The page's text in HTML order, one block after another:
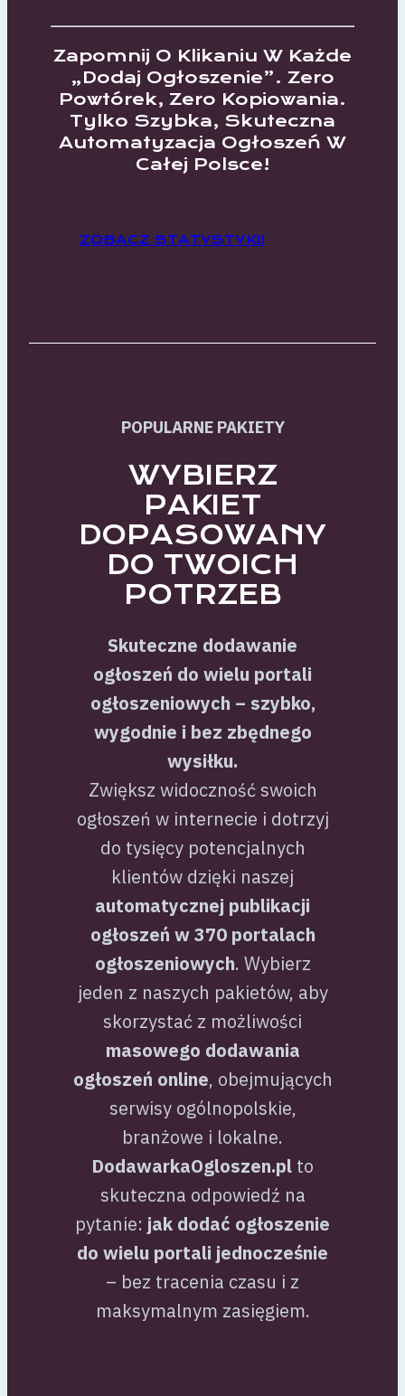
Zapomnij O Klikaniu W Każde
„dodaj Ogłoszenie”. Zero
Powtórek, Zero Kopiowania.
Tylko Szybka, Skuteczna
Automatyzacja Ogłoszeń W
Całej Polsce!
ZOBACZ STATYSTYKI!
POPULARNE PAKIETY
WYBIERZ
PAKIET
DOPASOWANY
DO TWOICH
POTRZEB
Skuteczne dodawanie
ogłoszeń do wielu portali
ogłoszeniowych – szybko,
wygodnie i bez zbędnego
wysiłku.
Zwiększ widoczność swoich
ogłoszeń w internecie i dotrzyj
do tysięcy potencjalnych
klientów dzięki naszej
automatycznej publikacji
ogłoszeń w 370 portalach
ogłoszeniowych. Wybierz
jeden z naszych pakietów, aby
skorzystać z możliwości
masowego dodawania
ogłoszeń online, obejmujących
serwisy ogólnopolskie,
branżowe i lokalne.
DodawarkaOgloszen.pl to
skuteczna odpowiedź na
pytanie: jak dodać ogłoszenie
do wielu portali jednocześnie
– bez tracenia czasu i z
maksymalnym zasięgiem.